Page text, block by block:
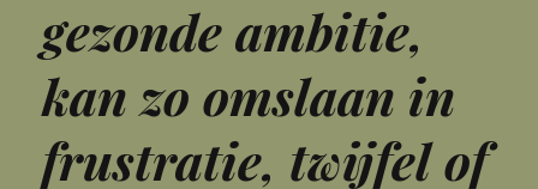
gezonde ambitie,
kan zo omslaan in
frustratie, twijfel of